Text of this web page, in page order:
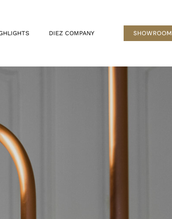
DIEZ COMPANY SHOWROOM